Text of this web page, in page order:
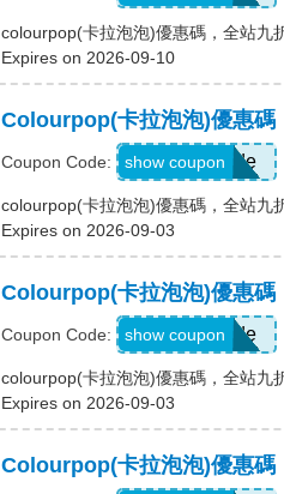
colourpop(卡拉泡泡)優惠碼，全站九
Expires on 2026-09-10
Colourpop(卡拉泡泡)優惠碼
Coupon Code: Show Code
show coupon
colourpop(卡拉泡泡)優惠碼，全站九
Expires on 2026-09-03
Colourpop(卡拉泡泡)優惠碼
Coupon Code: Show Code
show coupon
colourpop(卡拉泡泡)優惠碼，全站九
Expires on 2026-09-03
Colourpop(卡拉泡泡)優惠碼